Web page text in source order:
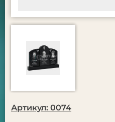
Артикул: 0074